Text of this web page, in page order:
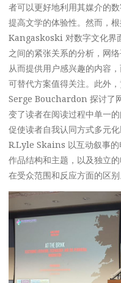
者可以更好地利用其媒介的
提高文学的体验性。然而，
Kangaskoski 对数字文化界
之间的紧张关系的分析，网
从而提供用户感兴趣的内容
可替代方案值得关注。此外
Serge Bouchardon 探讨了
变了读者在阅读过程中单一
促使读者自我认同方式多元
R.Lyle Skains 以互动叙事的
作品结构和主题，以及独立
在受众范围和反应方面的区别